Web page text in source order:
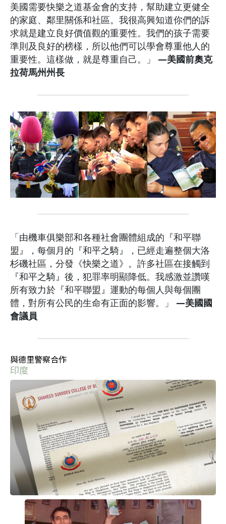
美國需要快樂之道基金會的支持，幫助建立更健全
的家庭、鄰里關係和社區。我很高興知道你們的訴
求就是建立良好價值觀的重要性。我們的孩子需要
準則及良好的榜樣，所以他們可以學會尊重他人的
重要性。這樣做，就是尊重自己。」 —美國前奧克
拉荷馬州州長
「由機車俱樂部和各種社會團體組成的『和平聯
盟』，每個月的『和平之騎』，已經走遍整個大洛
杉磯社區，分發《快樂之道》。許多社區在接觸到
『和平之騎』後，犯罪率明顯降低。我感激並讚嘆
所有致力於『和平聯盟』運動的每個人與每個團
體，對所有公民的生命有正面的影響。」 —美國國
會議員
與德里警察合作
印度